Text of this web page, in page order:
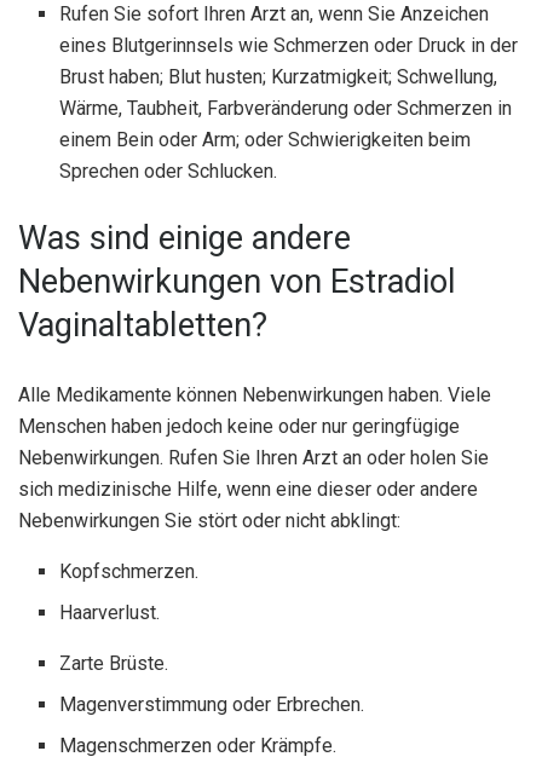
Rufen Sie sofort Ihren Arzt an, wenn Sie Anzeichen
eines Blutgerinnsels wie Schmerzen oder Druck in der
Brust haben; Blut husten; Kurzatmigkeit; Schwellung,
Wärme, Taubheit, Farbveränderung oder Schmerzen in
einem Bein oder Arm; oder Schwierigkeiten beim
Sprechen oder Schlucken.
Was sind einige andere
Nebenwirkungen von Estradiol
Vaginaltabletten?
Alle Medikamente können Nebenwirkungen haben. Viele
Menschen haben jedoch keine oder nur geringfügige
Nebenwirkungen. Rufen Sie Ihren Arzt an oder holen Sie
sich medizinische Hilfe, wenn eine dieser oder andere
Nebenwirkungen Sie stört oder nicht abklingt:
Kopfschmerzen.
Haarverlust.
Zarte Brüste.
Magenverstimmung oder Erbrechen.
Magenschmerzen oder Krämpfe.